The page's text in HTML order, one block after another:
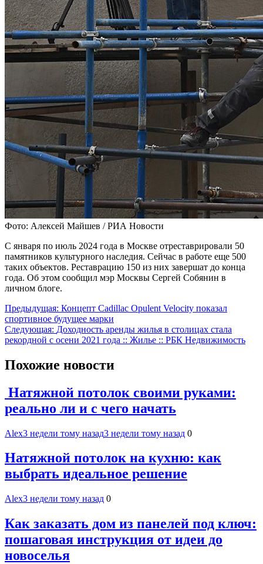
Фото: Алексей Майшев / РИА Новости
С января по июль 2024 года в Москве отреставрировали 50
памятников культурного наследия. Сейчас в работе еще 500
таких объектов. Реставрацию 150 из них завершат до конца
года. Об этом сообщил мэр Москвы Сергей Собянин в
личном блоге.
Навигация
по
записям
Предыдущая: Концепт Cadillac Opulent Velocity показал
спортивное будущее марки
Следующая: Доходность аренды жилья в столицах стала
рекордной с осени 2021 года :: Жилье :: РБК Недвижимость
Похожие новости
Натяжной потолок своими руками:
реально ли и с чего начать
Alex3 недели тому назад3 недели тому назад 0
Натяжной потолок на кухню: как
выбрать идеальное решение
Alex3 недели тому назад 0
Как заказать дом из панелей под ключ:
пошаговая инструкция от идеи до
новоселья